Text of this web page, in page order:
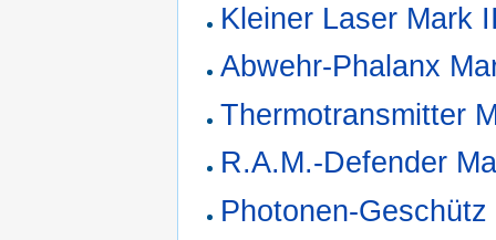
Kleiner Laser Mark
Abwehr-Phalanx
Thermotransmitter
R.A.M.-Defender
Photonen-